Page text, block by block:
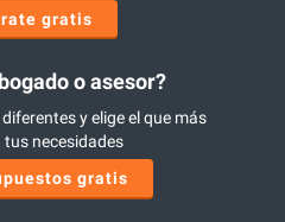
gratis
o asesor?
y elige el que más
tus necesidades
gratis